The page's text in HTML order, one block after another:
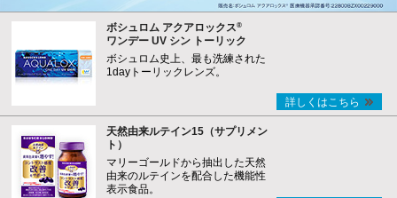
ボシュロム アクアロックス®
ワンデー UV シン トーリック
ボシュロム史上、最も洗練された
1dayトーリックレンズ。
詳しくはこちら
天然由来ルテイン15（サプリメン
ト）
マリーゴールドから抽出した天然
由来のルテインを配合した機能性
表示食品。